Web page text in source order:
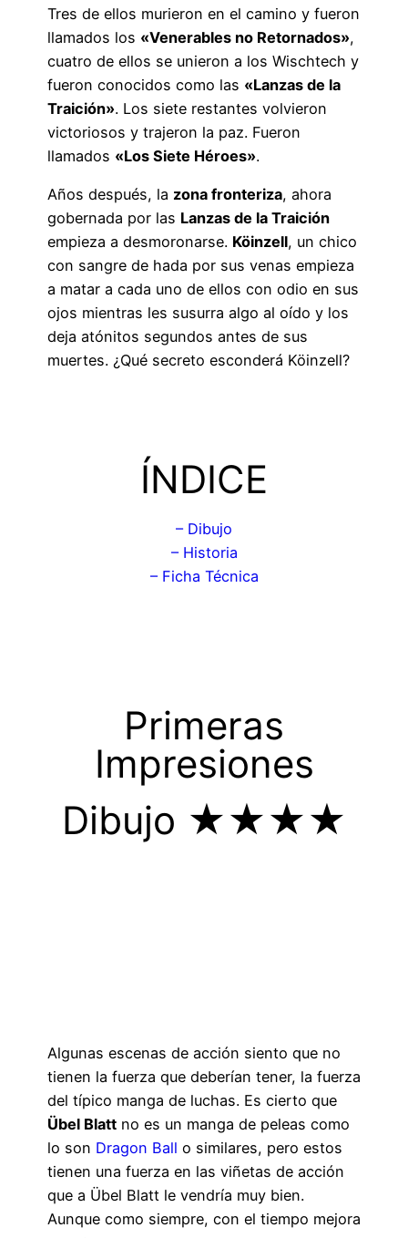
Tres de ellos murieron en el camino y fueron
llamados los «Venerables no Retornados»,
cuatro de ellos se unieron a los Wischtech y
fueron conocidos como las «Lanzas de la
Traición». Los siete restantes volvieron
victoriosos y trajeron la paz. Fueron
llamados «Los Siete Héroes».
Años después, la zona fronteriza, ahora
gobernada por las Lanzas de la Traición
empieza a desmoronarse. Köinzell, un chico
con sangre de hada por sus venas empieza
a matar a cada uno de ellos con odio en sus
ojos mientras les susurra algo al oído y los
deja atónitos segundos antes de sus
muertes. ¿Qué secreto esconderá Köinzell?
ÍNDICE
– Dibujo
– Historia
– Ficha Técnica
Primeras
Impresiones
Dibujo ★★★★
Algunas escenas de acción siento que no
tienen la fuerza que deberían tener, la fuerza
del típico manga de luchas. Es cierto que
Übel Blatt no es un manga de peleas como
lo son Dragon Ball o similares, pero estos
tienen una fuerza en las viñetas de acción
que a Übel Blatt le vendría muy bien.
Aunque como siempre, con el tiempo mejora